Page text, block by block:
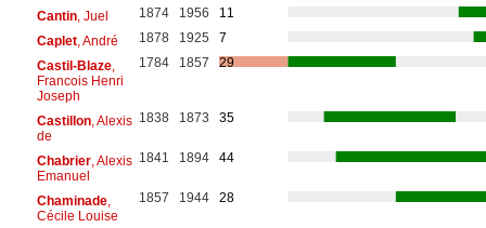
Cantin, Juel 1874 1956
11
Caplet, André 1878 1925
7
Castil-Blaze,
Francois Henri
Joseph
1784 1857 29
Castillon, Alexis
de
1838 1873 35
Chabrier, Alexis
Emanuel
1841 1894 44
Chaminade,
Cécile Louise
1857 1944 28